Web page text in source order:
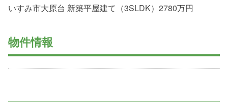
いすみ市大原台 新築平屋建て（3SLDK）2780万円
物件情報